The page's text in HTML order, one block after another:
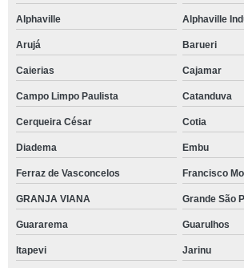
Alphaville Alphaville
Arujá Barueri
Caierias Cajamar
Campo Limpo Paulista Catanduva
Cerqueira César Cotia
Diadema Embu
Ferraz de Vasconcelos Francisco
GRANJA VIANA Grande São
Guararema Guarulhos
Itapevi Jarinu